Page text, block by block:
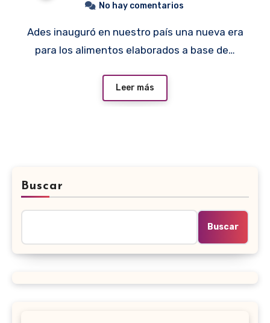
No hay comentarios
Ades inauguró en nuestro país una nueva era
para los alimentos elaborados a base de…
Leer más
Buscar
Buscar